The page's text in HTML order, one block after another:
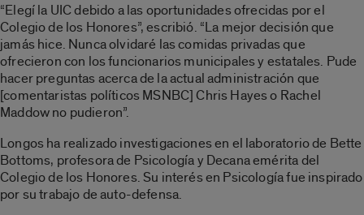
“Elegí la UIC debido a las oportunidades ofrecidas por el
Colegio de los Honores”, escribió. “La mejor decisión que
jamás hice. Nunca olvidaré las comidas privadas que
ofrecieron con los funcionarios municipales y estatales. Pude
hacer preguntas acerca de la actual administración que
[comentaristas políticos MSNBC] Chris Hayes o Rachel
Maddow no pudieron”.
Longos ha realizado investigaciones en el laboratorio de Bette
Bottoms, profesora de Psicología y Decana emérita del
Colegio de los Honores. Su interés en Psicología fue inspirado
por su trabajo de auto-defensa.